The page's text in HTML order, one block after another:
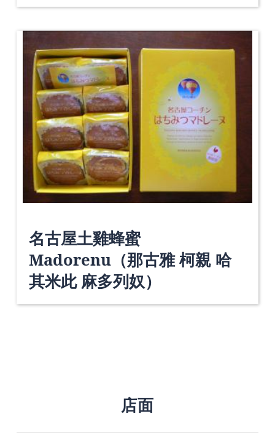
名古屋土雞蜂蜜
Madorenu（那古雅 柯親 哈
其米此 麻多列奴）
店面